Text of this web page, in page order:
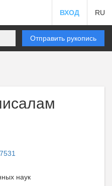
ВХОД RU
Отправить рукопись
наук